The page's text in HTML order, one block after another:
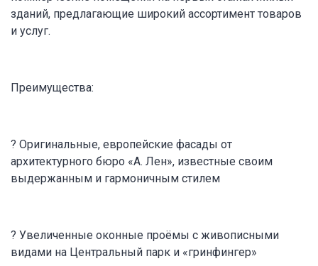
зданий, предлагающие широкий ассортимент товаров
и услуг.
Преимущества:
? Оригинальные, европейские фасады от
архитектурного бюро «А. Лен», известные своим
выдержанным и гармоничным стилем
? Увеличенные оконные проёмы с живописными
видами на Центральный парк и «гринфингер»